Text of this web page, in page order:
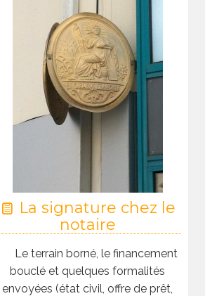
La signature chez le
notaire
Le terrain borné, le financement
bouclé et quelques formalités
envoyées (état civil, offre de prêt,